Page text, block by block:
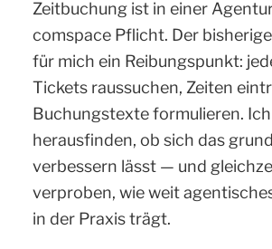
Zeitbuchung ist in einer
comspace Pflicht. Der
für mich ein Reibungspunkt:
Tickets raussuchen, Zeiten
Buchungstexte formulieren.
herausfinden, ob sich das
verbessern lässt — und
verproben, wie weit
in der Praxis trägt.